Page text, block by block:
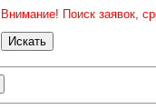
Внимание! Поиск заявок,